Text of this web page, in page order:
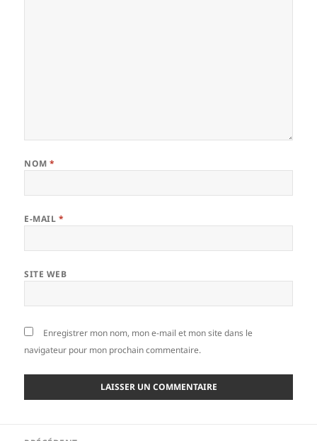
NOM*
E-MAIL *
SITE WEB
Enregistrer mon nom, mon e-mail et mon site dans le
navigateur pour mon prochain commentaire.